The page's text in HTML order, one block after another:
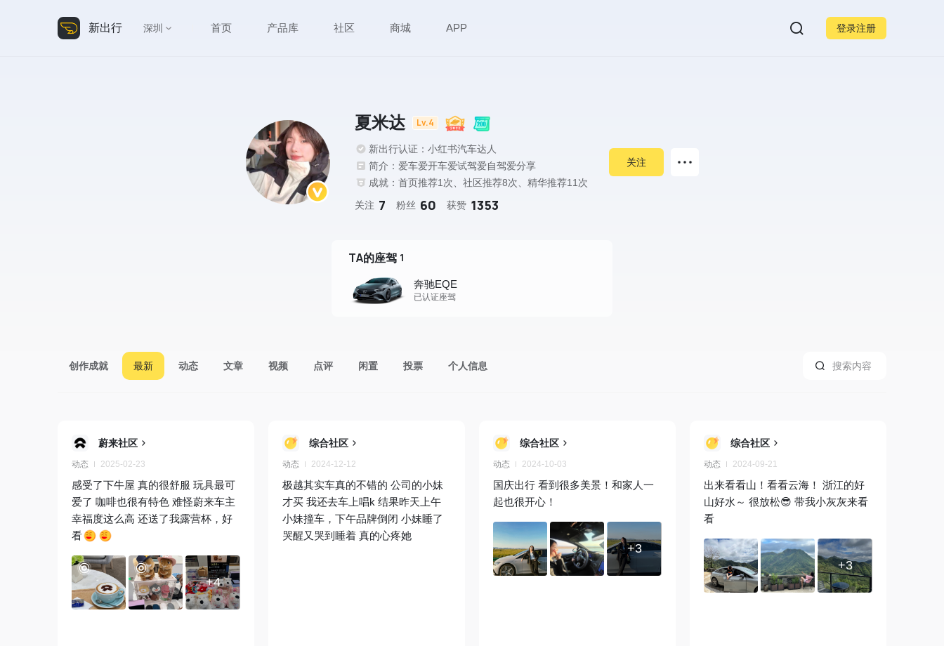
新出行 深圳 首页 产品库 社区 商城 APP 登录注册
夏米达 Lv.4
新出行认证：小红书汽车达人
简介：爱车爱开车爱试驾爱自驾爱分享
成就：首页推荐1次、社区推荐8次、精华推荐11次
关注 7 粉丝 60 获赞 1353
关注
TA的座驾 1
奔驰EQE
已认证座驾
创作成就 最新 动态 文章 视频 点评 闲置 投票 个人信息
蔚来社区
动态 2025-02-23
感受了下牛屋 真的很舒服 玩具最可
爱了 咖啡也很有特色 难怪蔚来车主
幸福度这么高 还送了我露营杯，好
看
+4
综合社区
动态 2024-12-12
极越其实车真的不错的 公司的小妹
才买 我还去车上唱k 结果昨天上午
小妹撞车，下午品牌倒闭 小妹睡了
哭醒又哭到睡着 真的心疼她
综合社区
动态 2024-10-03
国庆出行 看到很多美景！和家人一
起也很开心！
+3
综合社区
动态 2024-09-21
出来看看山！看看云海！ 浙江的好
山好水～ 很放松😎 带我小灰灰来看
看
+3